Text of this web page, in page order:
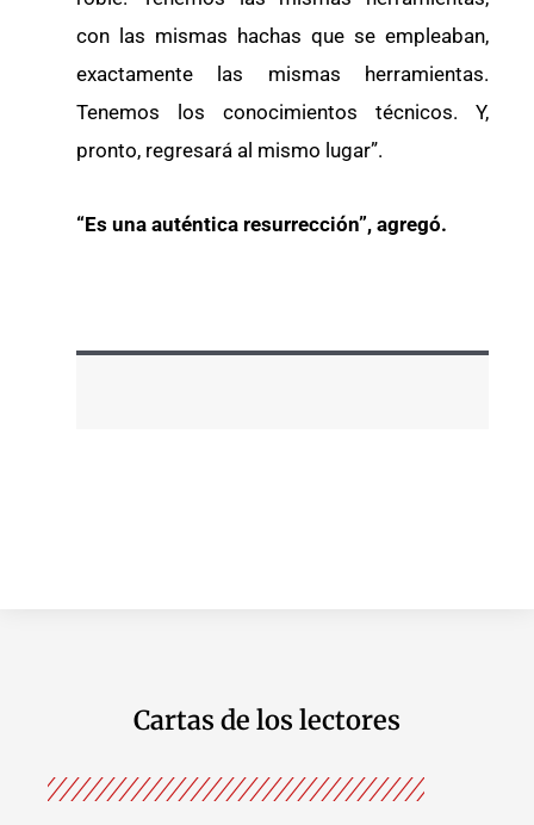
con las mismas hachas que se empleaban,
exactamente las mismas herramientas.
Tenemos los conocimientos técnicos. Y,
pronto, regresará al mismo lugar”.
“Es una auténtica resurrección”, agregó.
Cartas de los lectores